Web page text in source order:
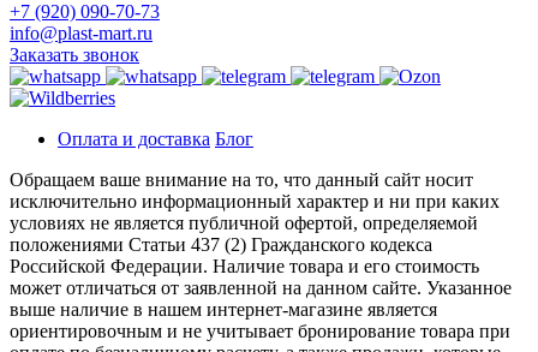
+7 (920) 090-70-73
info@plast-mart.ru
Заказать звонок
Оплата и доставка Блог
Обращаем ваше внимание на то, что данный сайт носит
исключительно информационный характер и ни при каких
условиях не является публичной офертой, определяемой
положениями Статьи 437 (2) Гражданского кодекса
Российской Федерации. Наличие товара и его стоимость
может отличаться от заявленной на данном сайте. Указанное
выше наличие в нашем интернет-магазине является
ориентировочным и не учитывает бронирование товара при